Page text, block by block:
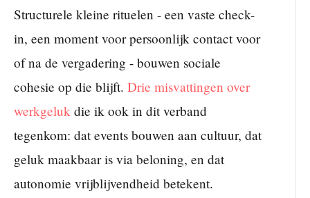
Structurele kleine rituelen - een vaste check-
in, een moment voor persoonlijk contact voor
of na de vergadering - bouwen sociale
cohesie op die blijft. Drie misvattingen over
werkgeluk die ik ook in dit verband
tegenkom: dat events bouwen aan cultuur, dat
geluk maakbaar is via beloning, en dat
autonomie vrijblijvendheid betekent.